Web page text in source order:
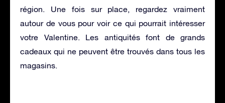
région. Une fois sur place, regardez vraiment
autour de vous pour voir ce qui pourrait intéresser
votre Valentine. Les antiquités font de grands
cadeaux qui ne peuvent être trouvés dans tous les
magasins.